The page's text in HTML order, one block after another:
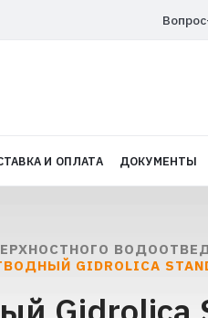
И ОПЛАТА ДОКУМЕНТЫ
GIDROLICA